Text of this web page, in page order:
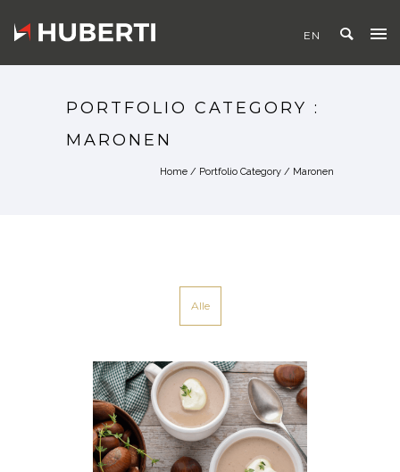
PORTFOLIO CATEGORY :
MARONEN
Home / Portfolio Category / Maronen
Alle
MARONEN MOOD
1
Maronen· Mood-Bilder